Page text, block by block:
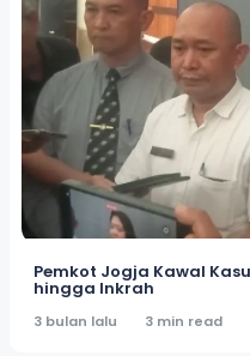
Pemkot Jogja Kawal
hingga Inkrah
3 bulan lalu 3 min read